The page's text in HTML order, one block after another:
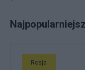
Rosja